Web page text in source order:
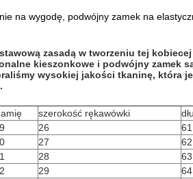
na wygodę, podwójny zamek na
zasadą w tworzeniu tej
kieszonkowe i podwójny zamek
wysokiej jakości tkaninę, która
szerokość rękawówki
26
61
27
62
28
63
29
64